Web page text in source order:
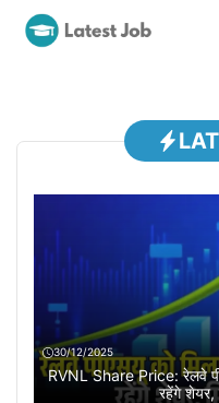
Skip
30/12/2025
RVNL Share Price: रेलवे
रहेंगे शेयर,